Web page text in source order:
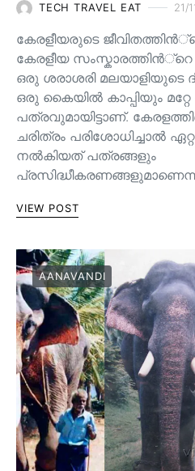
TECH TRAVEL EAT 21/
കേരളീയരുടെ
കേരളീയ
ഒരു ശരാശരി മലയാളിയുടെ
ഒരു കൈയില്‍ കാപ്പിയും
പത്രവുമായിട്ടാണ്.
ചരിത്രം പരിശോധിച്ചാല്‍
നല്‍കിയത് പത്രങ്ങളും
VIEW POST
AANAVANDI